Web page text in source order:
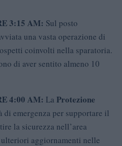
3:15 AM: Sul posto
una vasta operazione di
coinvolti nella sparatoria.
di aver sentito almeno 10
4:00 AM: La Protezione
di emergenza per supportare il
la sicurezza nell’area
aggiornamenti nelle